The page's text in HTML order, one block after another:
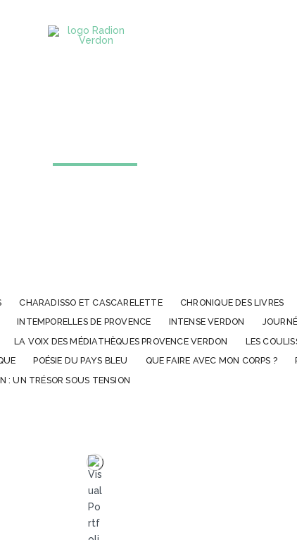
CHARADISSO ET CASCARELETTE CHRONIQUE DES LIVRES
INTEMPORELLES DE PROVENCE INTENSE VERDON
LA VOIX DES MÉDIATHÈQUES PROVENCE VERDON
LES
POÉSIE DU PAYS BLEU QUE FAIRE AVEC MON CORPS ?
: UN TRÉSOR SOUS TENSION